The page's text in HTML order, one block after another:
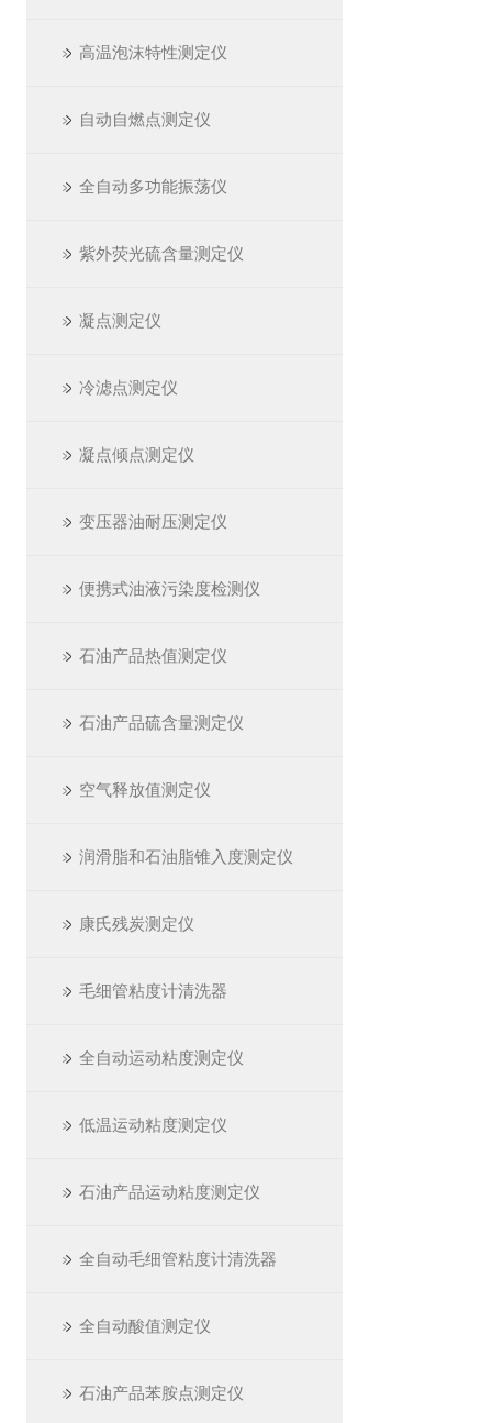
高温泡沫特性测定仪
自动自燃点测定仪
全自动多功能振荡仪
紫外荧光硫含量测定仪
凝点测定仪
冷滤点测定仪
凝点倾点测定仪
变压器油耐压测定仪
便携式油液污染度检测仪
石油产品热值测定仪
石油产品硫含量测定仪
空气释放值测定仪
润滑脂和石油脂锥入度测定仪
康氏残炭测定仪
毛细管粘度计清洗器
全自动运动粘度测定仪
低温运动粘度测定仪
石油产品运动粘度测定仪
全自动毛细管粘度计清洗器
全自动酸值测定仪
石油产品苯胺点测定仪